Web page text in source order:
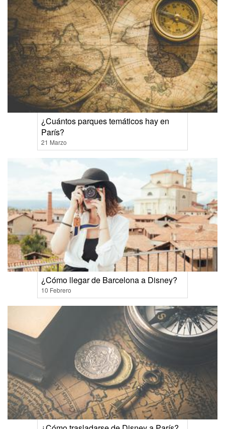
¿Cuántos parques temáticos hay en
París?
21 Marzo
¿Cómo llegar de Barcelona a Disney?
10 Febrero